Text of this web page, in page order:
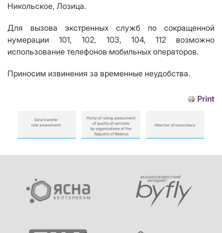
Никольское, Лозица.
Для вызова экстренных служб по сокращенной
нумерации 101, 102, 103, 104, 112 возможно
использование телефонов мобильных операторов.
Приносим извинения за временные неудобства.
Print